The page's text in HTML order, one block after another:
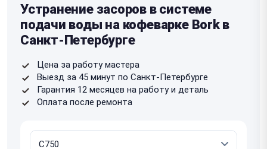
Устранение засоров в системе
подачи воды на кофеварке Bork в
Санкт-Петербурге
Цена за работу мастера
Выезд за 45 минут по Санкт-Петербурге
Гарантия 12 месяцев на работу и деталь
Оплата после ремонта